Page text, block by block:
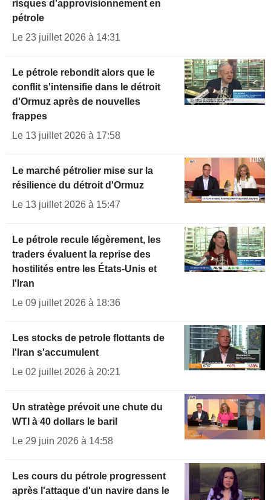
risques d'approvisionnement en
pétrole
Le 23 juillet 2026 à 14:31
Le pétrole rebondit alors que le
conflit s'intensifie dans le détroit
d'Ormuz après de nouvelles
frappes
Le 13 juillet 2026 à 17:58
Le marché pétrolier mise sur la
résilience du détroit d'Ormuz
Le 13 juillet 2026 à 15:47
Le pétrole recule légèrement, les
traders évaluent la reprise des
hostilités entre les États-Unis et
l'Iran
Le 09 juillet 2026 à 18:36
Les stocks de petrole flottants de
l'Iran s'accumulent
Le 02 juillet 2026 à 20:21
Un stratège prévoit une chute du
WTI à 40 dollars le baril
Le 29 juin 2026 à 14:58
Les cours du pétrole progressent
après l'attaque d'un navire dans le